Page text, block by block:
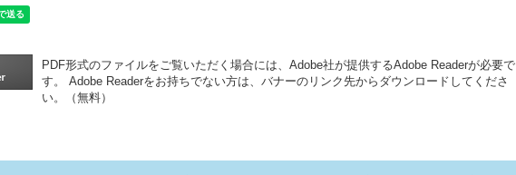
PDF形式のファイルをご覧いただく場合には、Adobe社が提供するAdobe Readerが必要で
す。
Adobe Readerをお持ちでない方は、バナーのリンク先からダウンロードしてくださ
い。（無料）